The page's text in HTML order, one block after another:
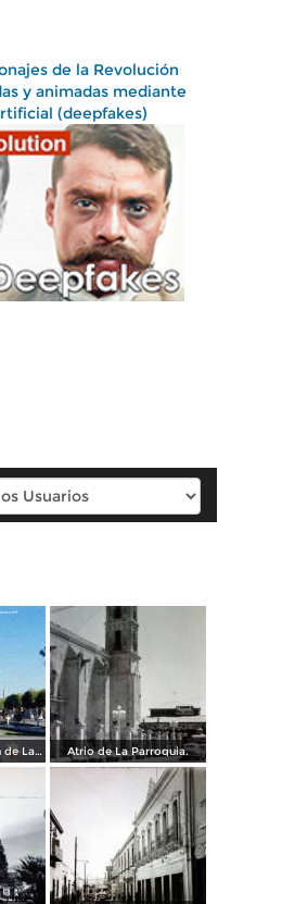
de la Revolución
y animadas mediante
(deepfakes)
Iglesia de La Virgen de La Soledad Hidalgo del Parral, Chihuahua 1958 Atrio de La Parroquia.